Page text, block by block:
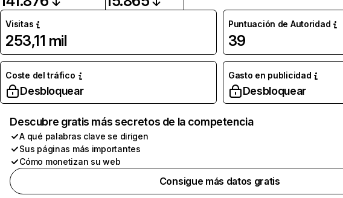
Visitas
253,11 mil
Puntuación de Autoridad
39
Coste del tráfico
Desbloquear
Gasto en publicidad
Desbloquear
Descubre gratis más secretos de la competencia
A qué palabras clave se dirigen
Sus páginas más importantes
Cómo monetizan su web
Consigue más datos gratis